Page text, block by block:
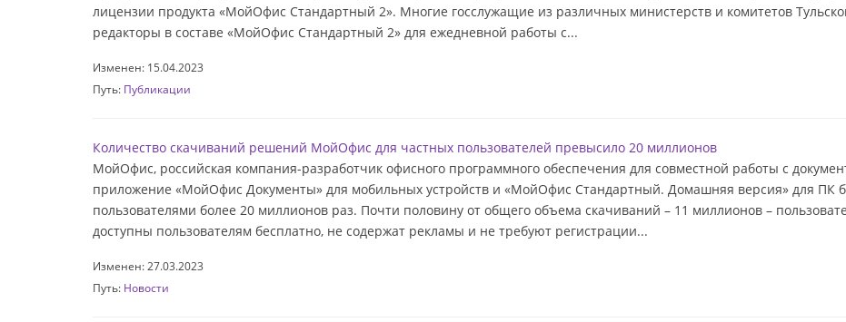
лицензии продукта «МойОфис Стандартный 2». Многие госслужащие из различных министерств и комитетов
редакторы в составе «МойОфис Стандартный 2» для ежедневной работы с...
Изменен: 15.04.2023
Путь: Публикации
Количество скачиваний решений МойОфис для частных пользователей превысило 20 миллионов
МойОфис, российская компания-разработчик офисного программного обеспечения для совместной работы с
приложение «МойОфис Документы» для мобильных устройств и «МойОфис Стандартный. Домашняя версия» для ПК
пользователями более 20 миллионов раз. Почти половину от общего объема скачиваний – 11 миллионов –
доступны пользователям бесплатно, не содержат рекламы и не требуют регистрации...
Изменен: 27.03.2023
Путь: Новости